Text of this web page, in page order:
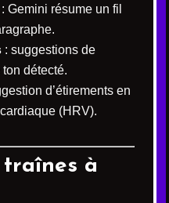
: Gemini résume un fil
: suggestions de
détecté.
d’étirements en
(HRV).
traînes à